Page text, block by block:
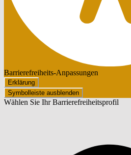
Barrierefreiheits-Anpassungen
Erklärung
Symbolleiste ausblenden
Wählen Sie Ihr Barrierefreiheitsprofil